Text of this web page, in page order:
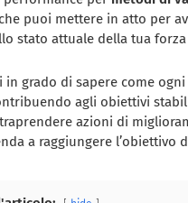
che puoi mettere in atto per
stato attuale della tua
in grado di sapere come ogni
agli obiettivi
azioni di
a raggiungere l’obiettivo